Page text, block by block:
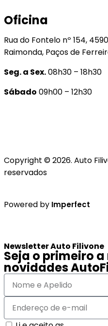
Oficina
Rua do Fontelo nº 154,
Raimonda, Paços de
Seg. a Sex.08h30 – 18h30
Sábado 09h00 – 12h30
Copyright © 2026. Auto
reservados
Powered by Imperfect
Newsletter Auto Filivone
Seja o primeiro
novidades